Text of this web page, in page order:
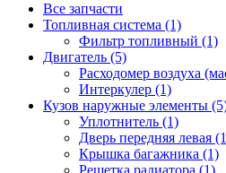
Все запчасти
Топливная система (1)
Фильтр топливный (1)
Двигатель (5)
Расходомер воздуха
Интеркулер (1)
Кузов наружные элементы
Уплотнитель (1)
Дверь передняя левая
Крышка багажника (1)
Решетка радиатора (1)